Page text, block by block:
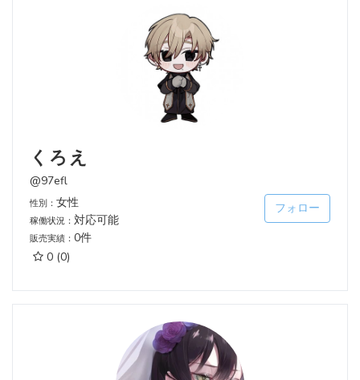
くろえ
@97efl
性別： 女性
稼働状況： 対応可能
販売実績： 0件
0 (0)
フォロー